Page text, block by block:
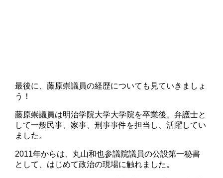
最後に、藤原崇議員の経歴についても見ていきましょ
う！
藤原崇議員は明治学院大学大学院を卒業後、弁護士と
して一般民事、家事、刑事事件を担当し、活躍してい
ました。
2011年からは、丸山和也参議院議員の公設第一秘書
として、はじめて政治の現場に触れました。